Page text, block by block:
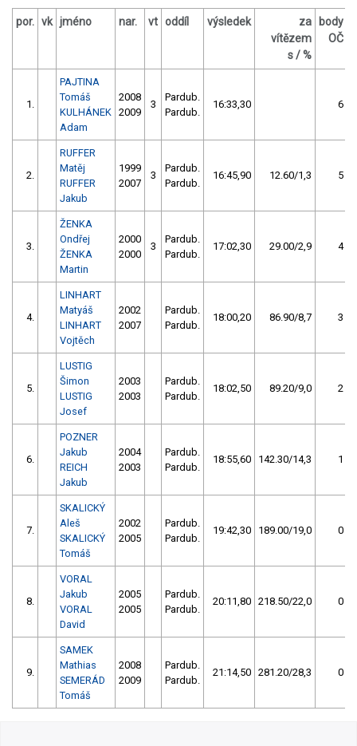
por. vk jméno nar. vt oddíl výsledek
za
vítězem
s / %
body
OČ
1.
PAJTINA
Tomáš
KULHÁNEK
Adam
2008
2009
3
Pardub.
Pardub.
16:33,30 6
2.
RUFFER
Matěj
RUFFER
Jakub
1999
2007
3
Pardub.
Pardub.
16:45,90 12.60/1,3 5
3.
ŽENKA
Ondřej
ŽENKA
Martin
2000
2000
3
Pardub.
Pardub.
17:02,30 29.00/2,9 4
4.
LINHART
Matyáš
LINHART
Vojtěch
2002
2007
Pardub.
Pardub.
18:00,20 86.90/8,7 3
5.
LUSTIG
Šimon
LUSTIG
Josef
2003
2003
Pardub.
Pardub.
18:02,50 89.20/9,0 2
6.
POZNER
Jakub
REICH
Jakub
2004
2003
Pardub.
Pardub.
18:55,60 142.30/14,3 1
7.
SKALICKÝ
Aleš
SKALICKÝ
Tomáš
2002
2005
Pardub.
Pardub.
19:42,30 189.00/19,0 0
8.
VORAL
Jakub
VORAL
David
2005
2005
Pardub.
Pardub.
20:11,80 218.50/22,0 0
9.
SAMEK
Mathias
SEMERÁD
Tomáš
2008
2009
Pardub.
Pardub.
21:14,50 281.20/28,3 0